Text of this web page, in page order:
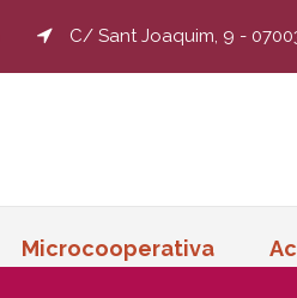
C/ Sant Joaquim, 9 -
Microcooperativa